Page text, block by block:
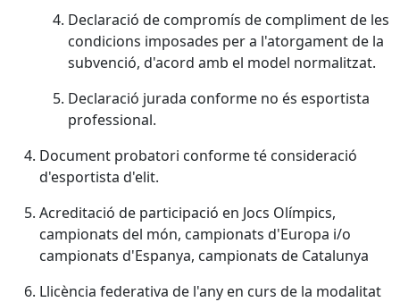
Declaració de compromís de compliment de les
condicions imposades per a l'atorgament de la
subvenció, d'acord amb el model normalitzat.
Declaració jurada conforme no és esportista
professional.
Document probatori conforme té consideració
d'esportista d'elit.
Acreditació de participació en Jocs Olímpics,
campionats del món, campionats d'Europa i/o
campionats d'Espanya, campionats de Catalunya
Llicència federativa de l'any en curs de la modalitat